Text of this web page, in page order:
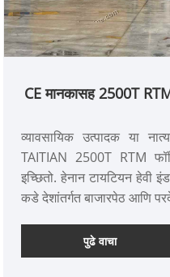
CE मानकासह 2500T
व्यावसायिक उत्पादक या
TAITIAN 2500T RTM
इच्छितो. हेनान टायटियन हेवी
कडे देशांतर्गत बाजारपेठ आणि
पेमेंट: T/T, L/C
उत्पादन मूळ: चीन
पुढे वाचा